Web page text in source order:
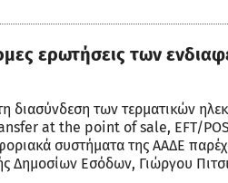
ερωτήσεις των
τη διασύνδεση των τερματικών
at the point of sale, EFT/
συστήματα της ΑΑΔΕ
Δημοσίων Εσόδων, Γιώργου